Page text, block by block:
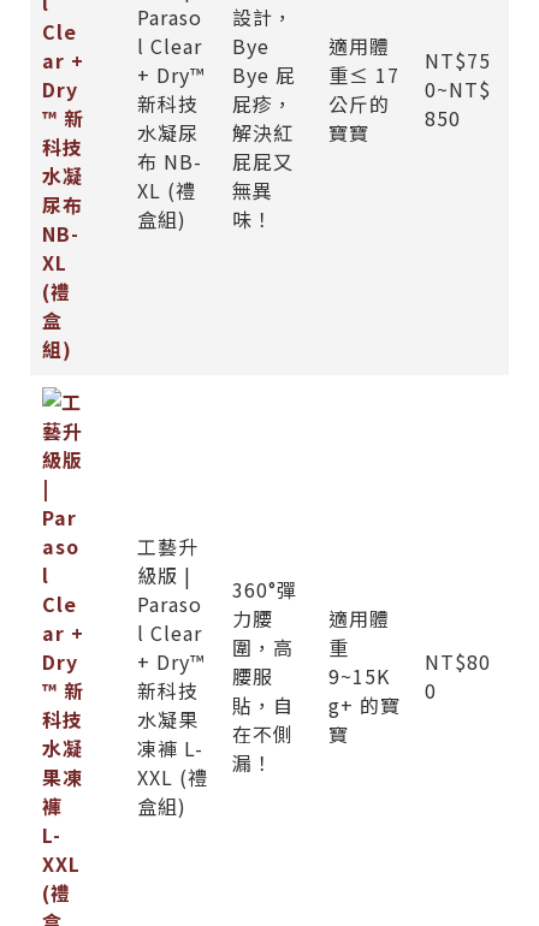
Paraso
l Clear
+ Dry™
新科技
水凝尿
布 NB-
XL (禮
盒組)
設計，
Bye
Bye 屁
屁疹，
解決紅
屁屁又
無異
味！
適用體
重≤ 17
公斤的
寶寶
NT$75
0~NT$
850
工藝升
級版 |
Paraso
l Clear
+ Dry™
新科技
水凝果
凍褲 L-
XXL (禮
盒組)
360°彈
力腰
圍，高
腰服
貼，自
在不側
漏！
適用體
重
9~15K
g+ 的寶
寶
NT$80
0